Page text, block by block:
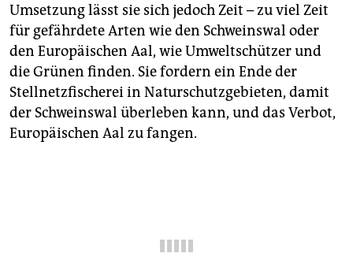
genossenschaft
epaper login
Umsetzung lässt sie sich jedoch Zeit – zu viel Zeit
für gefährdete Arten wie den Schweinswal oder
den Europäischen Aal, wie Umweltschützer und
die Grünen finden. Sie fordern ein Ende der
Stellnetzfischerei in Naturschutzgebieten, damit
der Schweinswal überleben kann, und das Verbot,
Europäischen Aal zu fangen.